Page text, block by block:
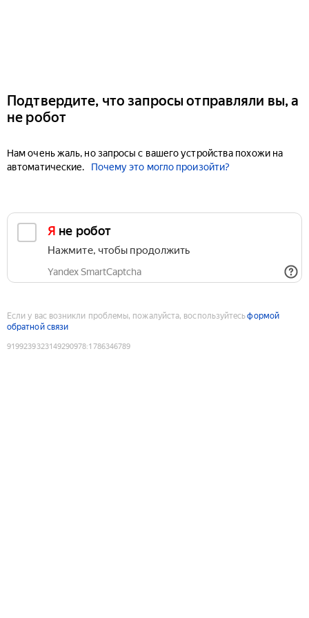
Подтвердите, что запросы отправляли вы, а
не робот
Нам очень жаль, но запросы с вашего устройства похожи на
автоматические.
Почему это могло произойти?
Я не робот
Нажмите, чтобы продолжить
Yandex SmartCaptcha
Если у вас возникли проблемы, пожалуйста, воспользуйтесьформой
обратной связи
9199239323149290978:1786346789